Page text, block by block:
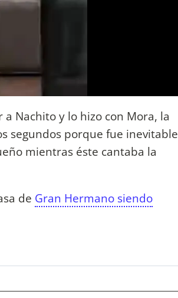
Nachito y lo hizo con Mora, la
segundos porque fue inevitable
mientras éste cantaba la
de Gran Hermano siendo